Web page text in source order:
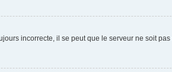
incorrecte, il se peut que le serveur ne soit